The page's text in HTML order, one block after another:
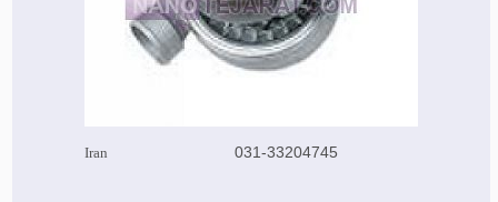
Iran 031-33204745